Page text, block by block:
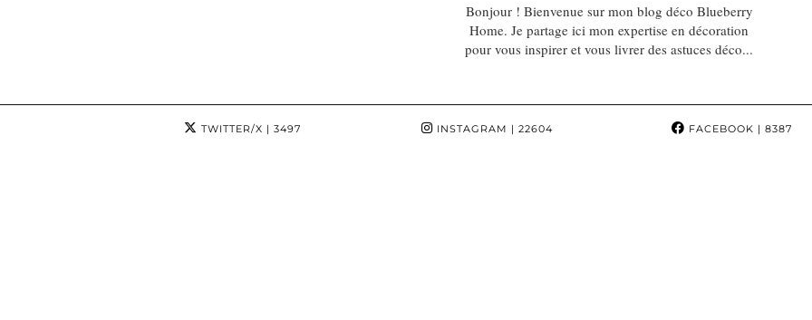
Bonjour ! Bienvenue sur mon blog déco Blueberry
Home. Je partage ici mon expertise en décoration
pour vous inspirer et vous livrer des astuces déco...
TWITTER/X | 3497 INSTAGRAM | 22604 FACEBOOK | 8387